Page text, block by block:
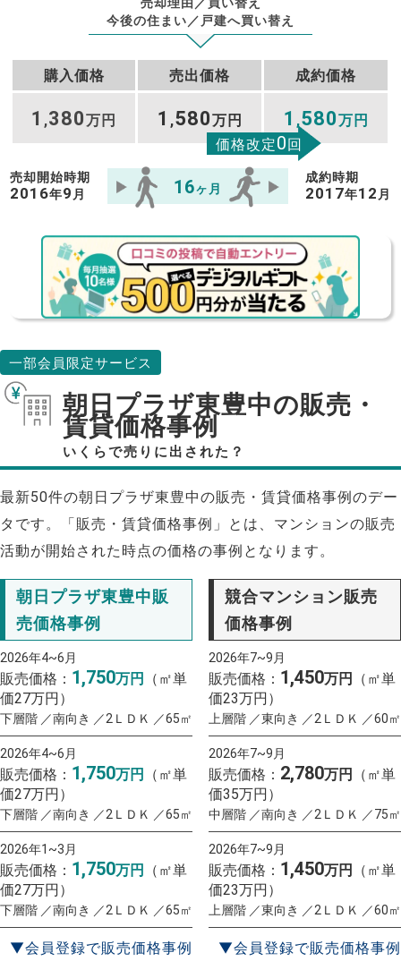
今後の住まい／戸建へ買い替え
購入価格 売出価格 成約価格
1 ,380万円 1 ,580万円 1 ,580万円
価格改定0回
売却開始時期
2016年9 月 16ヶ月
成約時期
2017年12 月
一部会員限定サービス
朝日プラザ東豊中の販売・
賃貸価格事例
いくらで売りに出された？
最新50件の朝日プラザ東豊中の販売・賃貸価格事例のデー
タです。「販売・賃貸価格事例」とは、マンションの販売
活動が開始された時点の価格の事例となります。
朝日プラザ東豊中販
売価格事例
2026年4~6月
販売価格： 1,750万円
（㎡単
価27万円）
下層階 ／南向き ／2ＬＤＫ ／65㎡
2026年4~6月
販売価格： 1,750万円
（㎡単
価27万円）
下層階 ／南向き ／2ＬＤＫ ／65㎡
2026年1~3月
販売価格： 1,750万円
（㎡単
価27万円）
下層階 ／南向き ／2ＬＤＫ ／65㎡
▼会員登録で販売価格事例
競合マンション販売
価格事例
2026年7~9月
販売価格： 1,450万円
（㎡単
価23万円）
上層階 ／東向き ／2ＬＤＫ ／60㎡
2026年7~9月
販売価格： 2,780万円
（㎡単
価35万円）
中層階 ／南向き ／2ＬＤＫ ／75㎡
2026年7~9月
販売価格： 1,450万円
（㎡単
価23万円）
上層階 ／東向き ／2ＬＤＫ ／60㎡
▼会員登録で販売価格事例